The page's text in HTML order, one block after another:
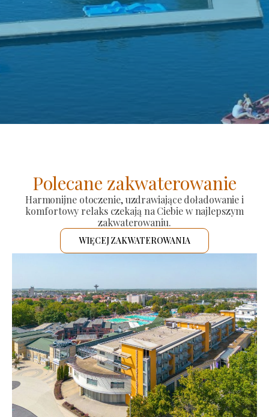
Polecane zakwaterowanie
Harmonijne otoczenie, uzdrawiające doładowanie i
komfortowy relaks czekają na Ciebie w najlepszym
zakwaterowaniu.
WIĘCEJ ZAKWATEROWANIA